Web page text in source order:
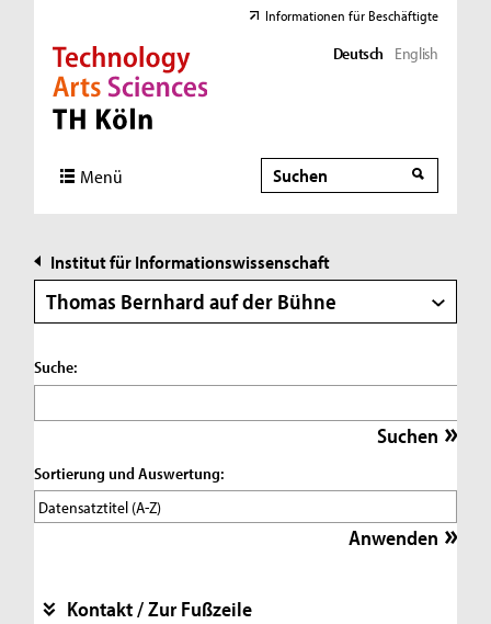
Direkt zur Hauptnavigation
Direkt zur Subnavigation
Direkt zum Inhalt
Direkt zum Fußbereich
Informationen für Beschäftigte
Deutsch English
Menü Suche
Suche
Institut für Informationswissenschaft
Thomas Bernhard auf der Bühne
Suche:
Sortierung und Auswertung:
Kontakt / Zur Fußzeile